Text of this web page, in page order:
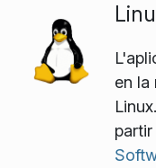
en la